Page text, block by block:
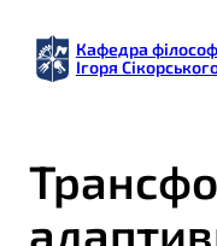
Кафедра
Ігоря